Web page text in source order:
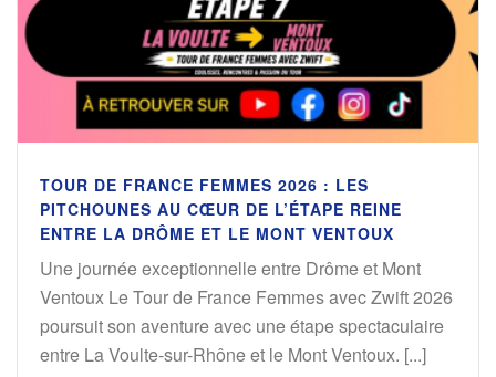
TOUR DE FRANCE FEMMES 2026 : LES
PITCHOUNES AU CŒUR DE L’ÉTAPE REINE
ENTRE LA DRÔME ET LE MONT VENTOUX
Une journée exceptionnelle entre Drôme et Mont
Ventoux Le Tour de France Femmes avec Zwift 2026
poursuit son aventure avec une étape spectaculaire
entre La Voulte-sur-Rhône et le Mont Ventoux. [...]